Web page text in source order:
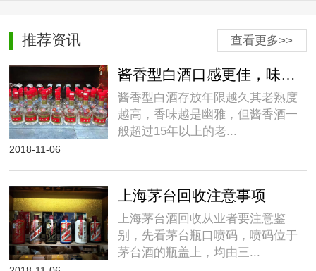
查看更多>>
推荐资讯
酱香型白酒口感更佳，味道更纯正
酱香型白酒存放年限越久其老熟度
越高，香味越是幽雅，但酱香酒一
般超过15年以上的老...
2018-11-06
上海茅台回收注意事项
上海茅台酒回收从业者要注意鉴
别，先看茅台瓶口喷码，喷码位于
茅台酒的瓶盖上，均由三...